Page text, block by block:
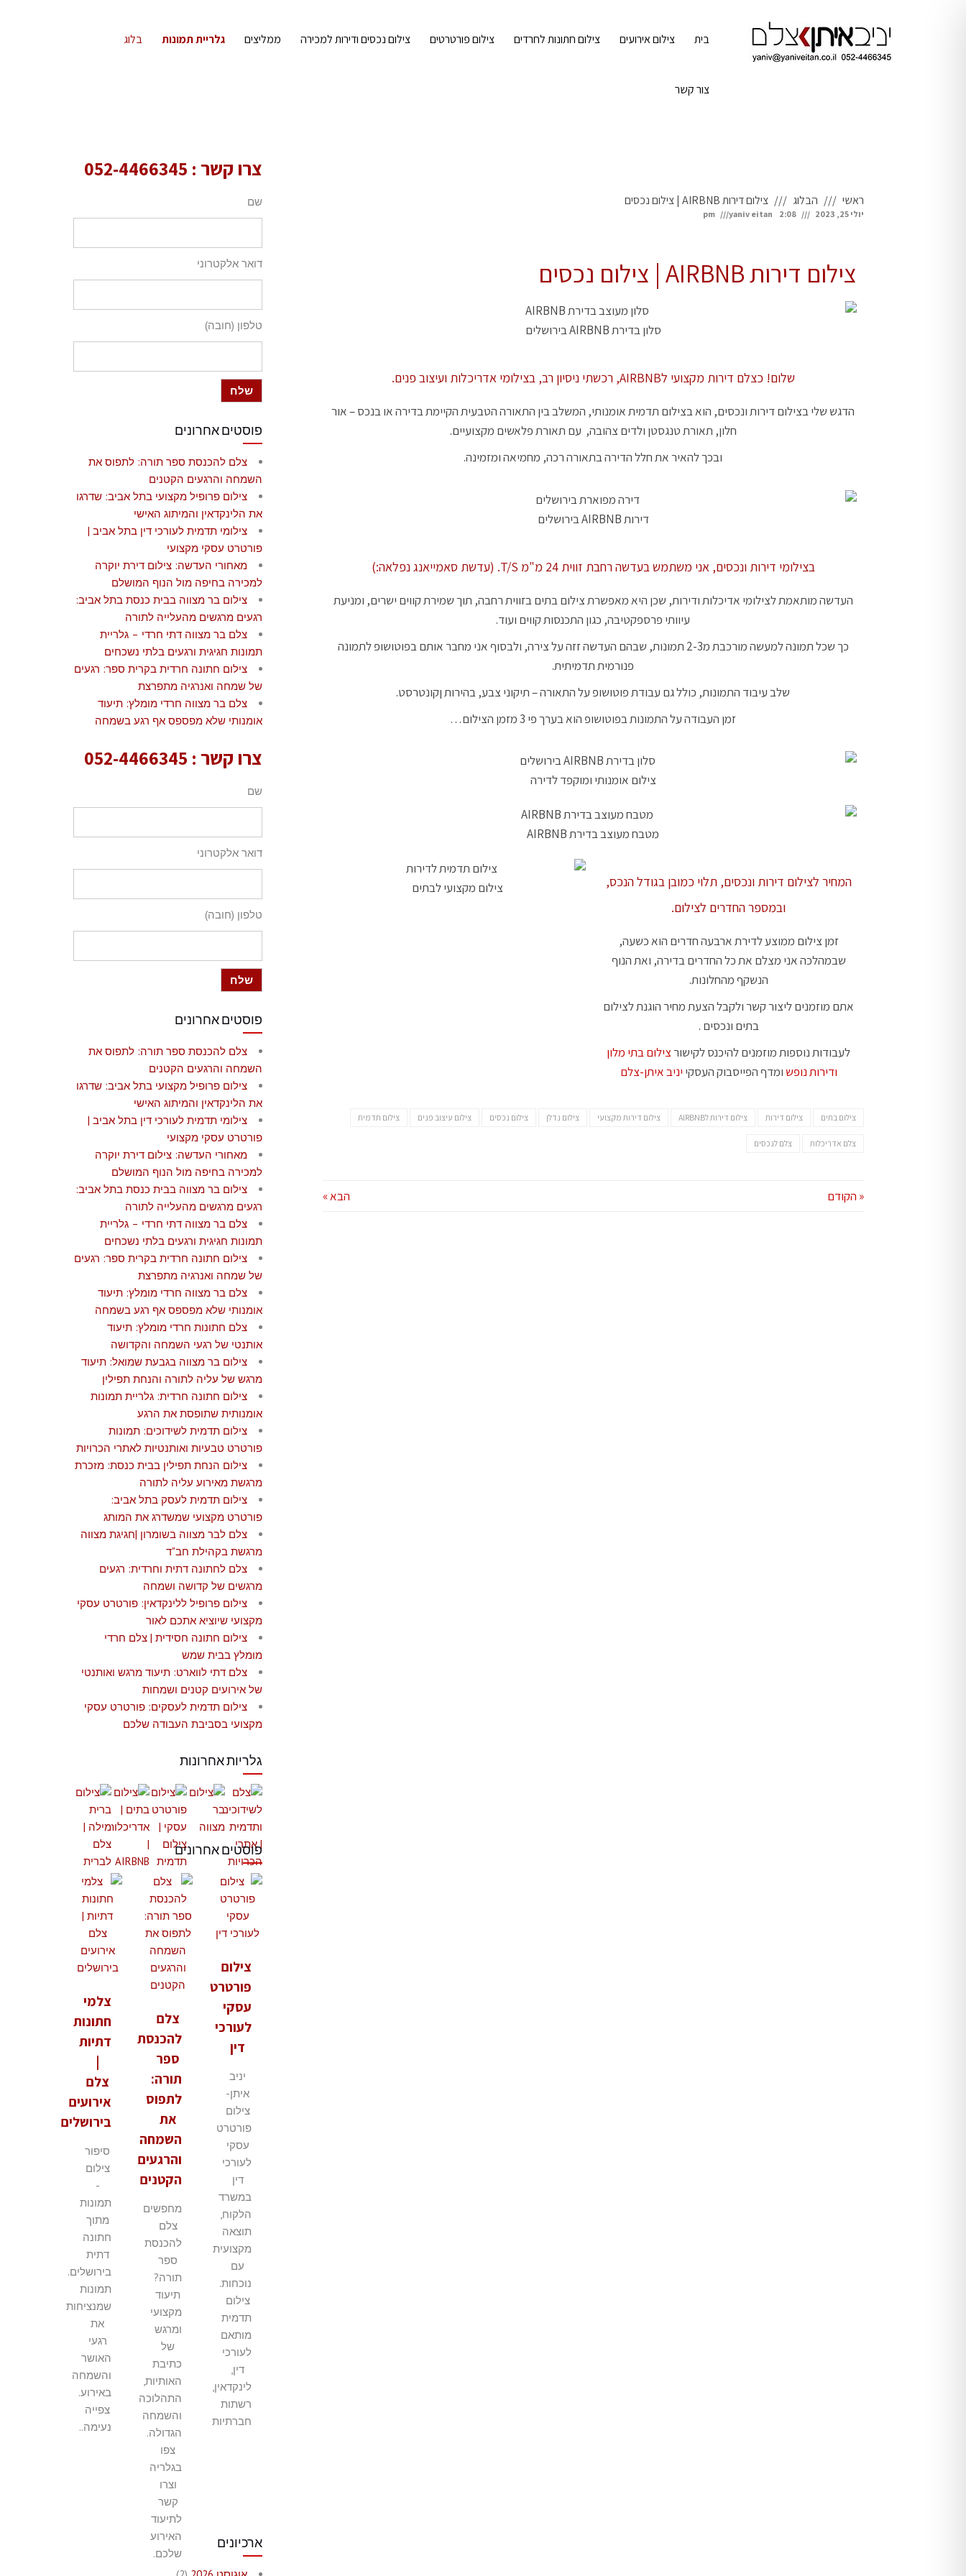
בית צילום אירועים צילום חתונות לחרדים צילום פורטרטים צילום נכסים ודירות למכירה ממליצים גלריית תמונות בלוג
צור קשר
ראשי הבלוג צילום דירות AIRBNB | צילום נכסים
יולי 25, 2023 2:08 pm
yaniv eitan
צילום דירות AIRBNB | צילום נכסים
סלון בדירת AIRBNB בירושלים
שלום! כצלם דירות מקצועי לAIRBNB, רכשתי ניסיון רב, בצילומי אדריכלות ועיצוב פנים.
הדגש שלי בצילום דירות ונכסים, הוא בצילום תדמית אומנותי, המשלב בין התאורה הטבעית הקיימת בדירה או בנכס – אור
חלון, תאורת טנגסטן ולדים צהובה, עם תאורת פלאשים מקצועיים.
ובכך להאיר את חלל הדירה בתאורה רכה, מחמיאה ומזמינה.
דירות AIRBNB בירושלים
בצילומי דירות ונכסים, אני משתמש בעדשה רחבת זווית 24 מ"מ T/S. (עדשת סאמייאנג נפלאה:)
העדשה מותאמת לצילומי אדיכלות ודירות, שכן היא מאפשרת צילום בתים בזווית רחבה, תוך שמירת קווים ישרים, ומניעת
עיוותי פרספקטיבה, כגון התכנסות קווים ועוד.
כך שכל תמונה למעשה מורכבת מ2-3 תמונות, שבהם העדשה זזה על צירה, ולבסוף אני מחבר אותם בפוטושופ לתמונה
פנורמית תדמיתית.
שלב עיבוד התמונות, כולל גם עבודת פוטושופ על התאורה – תיקוני צבע, בהירות ןקונטרסט.
זמן העבודה על התמונות בפוטושופ הוא בערך פי 3 מזמן הצילום…
צילום אומנותי ומוקפד לדירה
מטבח מעוצב בדירת AIRBNB
המחיר לצילום דירות ונכסים, תלוי כמובן בגודל הנכס,
ובמספר החדרים לצילום.
זמן צילום ממוצע לדירת ארבעה חדרים הוא כשעה,
שבמהלכה אני מצלם את כל החדרים בדירה, ואת הנוף
הנשקף מהחלונות.
אתם מוזמנים ליצור קשר ולקבל הצעת מחיר הוגנת לצילום
בתים ונכסים .
לעבודות נוספות מוזמנים להיכנס לקישורצילום בתי מלון
ודירות נופש ומדף הפייסבוק העסקי יניב איתן-צלם
צילום מקצועי לבתים
צילום בתים צילום דירות צילום דירות לAIRBNB צילום דירות מקצועי צילום נדלן צילום נכסים צילום עיצוב פנים צילום תדמית
צלם אדריכלות צלם לנכסים
« הקודם הבא »
צרו קשר : 052-4466345
שם
דואר אלקטרוני
טלפון (חובה)
פוסטים אחרונים
צלם להכנסת ספר תורה: לתפוס את
השמחה והרגעים הקטנים
צילום פרופיל מקצועי בתל אביב: שדרגו
את הלינקדאין והמיתוג האישי
צילומי תדמית לעורכי דין בתל אביב |
פורטרט עסקי מקצועי
מאחורי העדשה: צילום דירת יוקרה
למכירה בחיפה מול הנוף המושלם
צילום בר מצווה בבית כנסת בתל אביב:
רגעים מרגשים מהעלייה לתורה
צלם בר מצווה דתי חרדי – גלריית
תמונות חגיגית ורגעים בלתי נשכחים
צילום חתונה חרדית בקרית ספר: רגעים
של שמחה ואנרגיה מתפרצת
צלם בר מצווה חרדי מומלץ: תיעוד
אומנותי שלא מפספס אף רגע בשמחה
צרו קשר : 052-4466345
שם
דואר אלקטרוני
טלפון (חובה)
פוסטים אחרונים
צלם להכנסת ספר תורה: לתפוס את
השמחה והרגעים הקטנים
צילום פרופיל מקצועי בתל אביב: שדרגו
את הלינקדאין והמיתוג האישי
צילומי תדמית לעורכי דין בתל אביב |
פורטרט עסקי מקצועי
מאחורי העדשה: צילום דירת יוקרה
למכירה בחיפה מול הנוף המושלם
צילום בר מצווה בבית כנסת בתל אביב:
רגעים מרגשים מהעלייה לתורה
צלם בר מצווה דתי חרדי – גלריית
תמונות חגיגית ורגעים בלתי נשכחים
צילום חתונה חרדית בקרית ספר: רגעים
של שמחה ואנרגיה מתפרצת
צלם בר מצווה חרדי מומלץ: תיעוד
אומנותי שלא מפספס אף רגע בשמחה
צלם חתונות חרדי מומלץ: תיעוד
אותנטי של רגעי השמחה והקדושה
צילום בר מצווה בגבעת שמואל: תיעוד
מרגש של עליה לתורה והנחת תפילין
צילום חתונה חרדית: גלריית תמונות
אומנותית שתופסת את הרגע
צילום תדמית לשידוכים: תמונות
פורטרט טבעיות ואותנטיות לאתרי הכרויות
צילום הנחת תפילין בבית כנסת: מזכרת
מרגשת מאירוע עליה לתורה
צילום תדמית לעסק בתל אביב:
פורטרט מקצועי שמשדרג את המותג
צלם לבר מצווה בשומרון |חגיגת מצווה
מרגשת בקהילת חב"ד
צלם לחתונה דתית וחרדית: רגעים
מרגשים של קדושה ושמחה
צילום פרופיל ללינקדאין: פורטרט עסקי
מקצועי שיוציא אתכם לאור
צילום חתונה חסידית | צלם חרדי
מומלץ בבית שמש
צלם דתי לווארט: תיעוד מרגש ואותנטי
של אירועים קטנים ושמחות
צילום תדמית לעסקים: פורטרט עסקי
מקצועי בסביבת העבודה שלכם
גלריות אחרונות
פוסטים אחרונים
צילום
פורטרט
עסקי
לעורכי
דין
יניב
איתן-
צילום
פורטרט
עסקי
לעורכי
דין
במשרד
הלקוח,
תוצאה
מקצועית
עם
נוכחות.
צילום
תדמית
מותאם
לעורכי
דין,
לינקדאין,
רשתות
חברתיות
צלם
להכנסת
ספר
תורה:
לתפוס
את
השמחה
והרגעים
הקטנים
מחפשים
צלם
להכנסת
ספר
תורה?
תיעוד
מקצועי
ומרגש
של
כתיבת
האותיות,
התהלוכה
והשמחה
הגדולה.
צפו
בגלריה
וצרו
קשר
לתיעוד
האירוע
שלכם.
צלמי
חתונות
דתיות
|
צלם
אירועים
בירושלים
סיפור
צילום
-
תמונות
מתוך
חתונה
דתית
בירושלים.
תמונות
שמנציחות
את
רגעי
האושר
והשמחה
באירוע.
צפייה
נעימה..
ארכיונים